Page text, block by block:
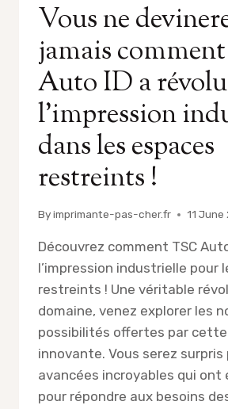
Vous ne
jamais
Auto ID a
l’impression
dans les espaces
restreints !
Byimprimante-pas-cher.fr 11 June
Découvrez comment TSC
l’impression industrielle pour
restreints ! Une véritable
domaine, venez explorer les
possibilités offertes par
innovante. Vous serez surpris
avancées incroyables qui ont
pour répondre aux besoins